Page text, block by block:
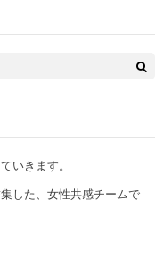
いきます。
した、女性共感チームで